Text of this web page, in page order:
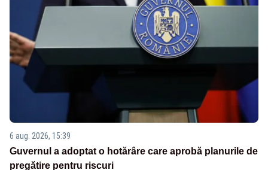
6 aug. 2026, 15:39
Guvernul a adoptat o hotărâre care aprobă planurile de
pregătire pentru riscuri